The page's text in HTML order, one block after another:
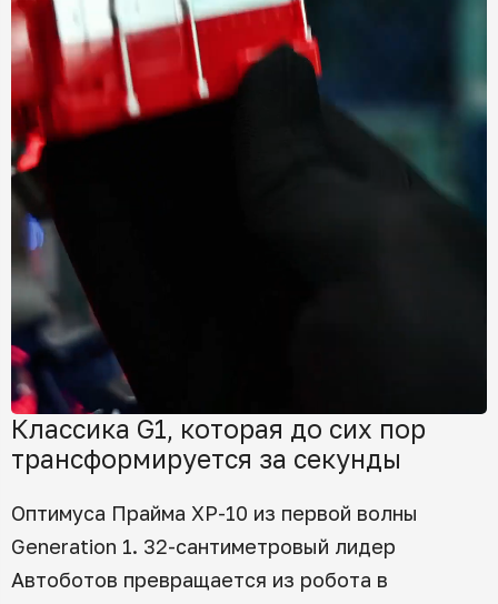
Классика G1, которая до сих пор
трансформируется за секунды
Оптимуса Прайма XP-10 из первой волны
Generation 1. 32-сантиметровый лидер
Автоботов превращается из робота в